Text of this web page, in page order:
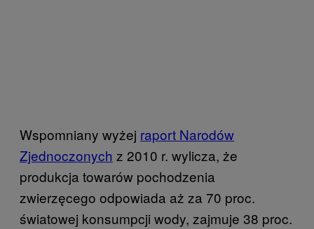
Wspomniany wyżej raport Narodów
Zjednoczonych z 2010 r. wylicza, że
produkcja towarów pochodzenia
zwierzęcego odpowiada aż za 70 proc.
światowej konsumpcji wody, zajmuje 38 proc.